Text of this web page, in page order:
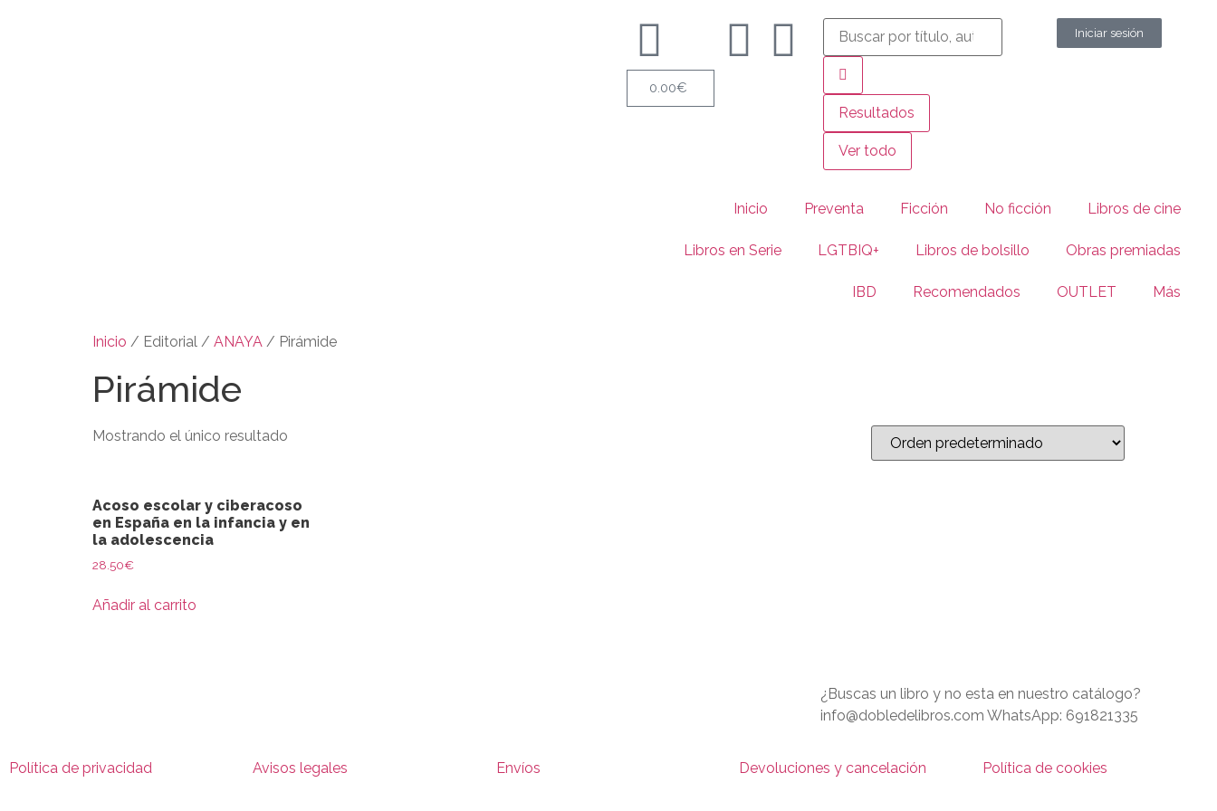
0.00€
Resultados
Ver todo
Iniciar sesión
Inicio Preventa Ficción No ficción Libros de cine
Libros en Serie LGTBIQ+ Libros de bolsillo Obras premiadas
IBD Recomendados OUTLET Más
Inicio / Editorial / ANAYA / Pirámide
Pirámide
Mostrando el único resultado
Acoso escolar y ciberacoso
en España en la infancia y en
la adolescencia
28.50€
Añadir al carrito
¿Buscas un libro y no esta en nuestro catálogo?
info@dobledelibros.com WhatsApp: 691821335
Política de privacidad Avisos legales Envíos Devoluciones y cancelación Política de cookies